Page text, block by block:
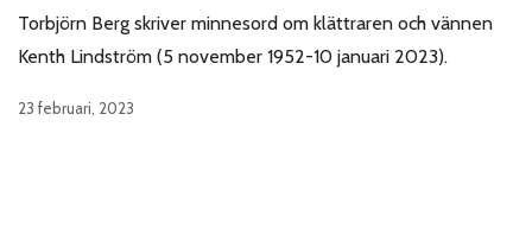
Torbjörn Berg skriver minnesord om klättraren och vännen
Kenth Lindström (5 november 1952-10 januari 2023).
23 februari, 2023